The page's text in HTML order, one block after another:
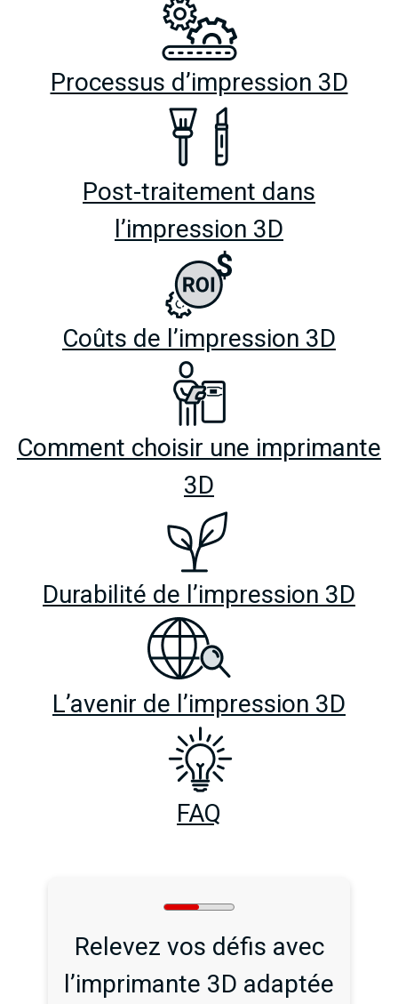
Processus d’impression 3D
Post-traitement dans
l’impression 3D
Coûts de l’impression 3D
Comment choisir une imprimante
3D
Durabilité de l’impression 3D
L’avenir de l’impression 3D
FAQ
Relevez vos défis avec
l’imprimante 3D adaptée